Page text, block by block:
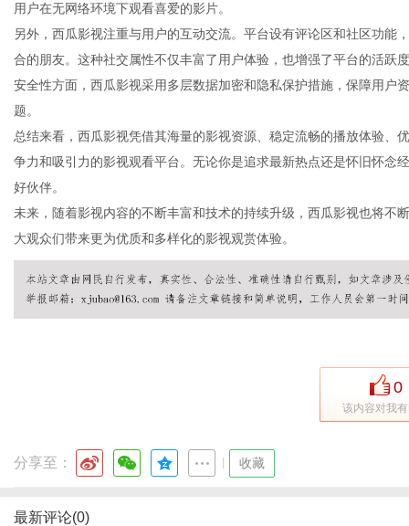
用户在无网络环境下观看喜爱的影片。
另外，西瓜影视注重与用户的互动交流。平台设有评论区和社区功能
合的朋友。这种社交属性不仅丰富了用户体验，也增强了平台的活跃
安全性方面，西瓜影视采用多层数据加密和隐私保护措施，保障用户
题。
总结来看，西瓜影视凭借其海量的影视资源、稳定流畅的播放体验、
争力和吸引力的影视观看平台。无论你是追求最新热点还是怀旧怀念
好伙伴。
未来，随着影视内容的不断丰富和技术的持续升级，西瓜影视也将不
大观众们带来更为优质和多样化的影视观赏体验。
0
该内容对我
分享至： 收藏
最新评论(0)